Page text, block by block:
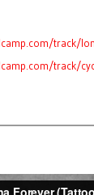
track/
track/